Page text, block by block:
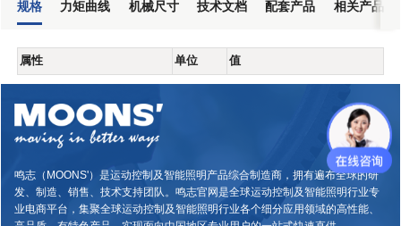
规格 力矩曲线 机械尺寸 技术文档 配套产品 相关产品
属性 单位 值
鸣志（MOONS'）是运动控制及智能照明产品综合制造商，拥有遍布全球的研
发、制造、销售、技术支持团队。鸣志官网是全球运动控制及智能照明行业专
业电商平台，集聚全球运动控制及智能照明行业各个细分应用领域的高性能、